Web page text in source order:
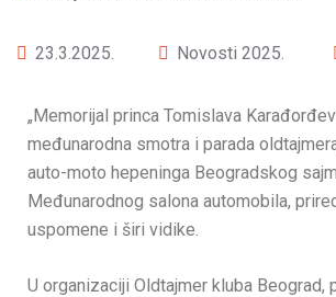
23.3.2025. Novosti 2025.
„Memorijal princa Tomislava
međunarodna smotra i parada
auto-moto hepeninga Beogradskog
Međunarodnog salona automobila,
uspomene i širi vidike.
U organizaciji Oldtajmer kluba Beograd,